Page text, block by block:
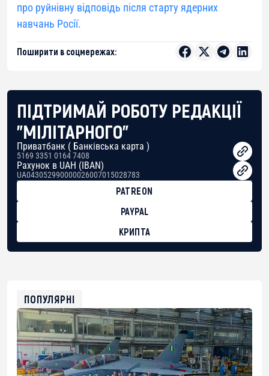
про руйнівну відповідь після старту ядерних
навчань Росії.
Поширити в соцмережах:
ПІДТРИМАЙ РОБОТУ РЕДАКЦІЇ
"МІЛІТАРНОГО"
Приватбанк ( Банківська карта )
5169 3351 0164 7408
Рахунок в UAH (IBAN)
UA043052990000026007015028783
PATREON
PAYPAL
КРИПТА
0xfD02863D3289416fcF50975c9DFda13623f97758
ПОПУЛЯРНІ